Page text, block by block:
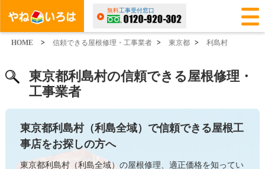
無料工事受付窓口
HOME > 信頼できる屋根修理・工事業者 > 東京都 > 利島村
東京都利島村の信頼できる屋根修理・
工事業者
東京都利島村（利島全域）で信頼できる屋根工
事店をお探しの方へ
東京都利島村（利島全域）の屋根修理、適正価格を知ってい